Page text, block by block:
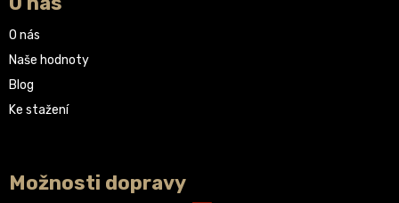
O nás
Naše hodnoty
Blog
Ke stažení
Možnosti dopravy